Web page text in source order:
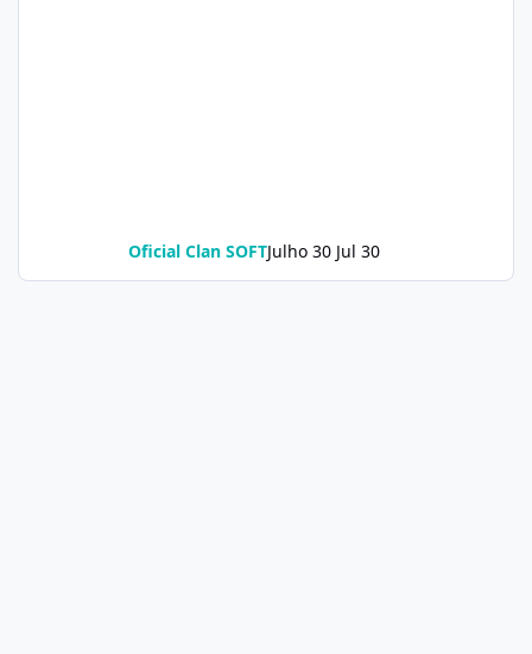
Oficial Clan SOFTJulho 30 Jul 30